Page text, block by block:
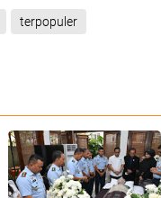
terpopuler